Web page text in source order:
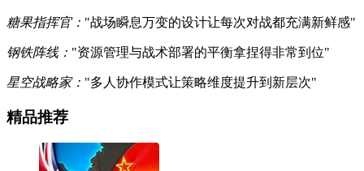
糖果指挥官： "战场瞬息万变的设计让每次对战都充满新鲜感"
钢铁阵线： "资源管理与战术部署的平衡拿捏得非常到位"
星空战略家： "多人协作模式让策略维度提升到新层次"
精品推荐